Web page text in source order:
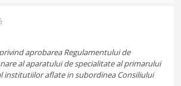
aprobarea Regulamentului de
al aparatului de specialitate al primarului
institutiilor aflate in subordinea Consiliului